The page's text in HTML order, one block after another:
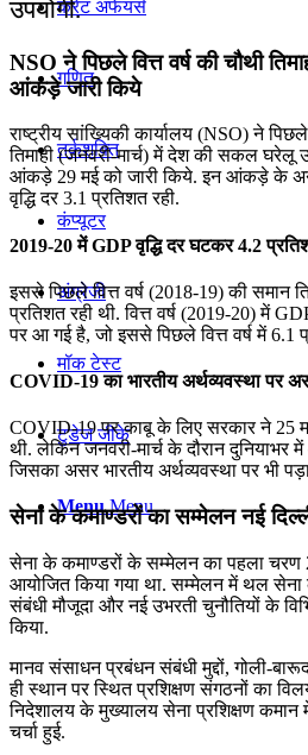
करेंट अफेयर्स
गणित
तर्कशक्ति
कंप्यूटर
अंग्रेजी
मॉक टेस्ट
टुडेज जीके
Menu Menu
उपयोगी.
NSO ने पिछले वित्त वर्ष की चौथी
आंकड़े जारी किये
राष्ट्रीय सांख्यिकी कार्यालय (NSO) ने
तिमाही (जनवरी-मार्च) में देश की सकल घरेलू
आंकड़े 29 मई को जारी किये. इन आंकड़े के
वृद्धि दर 3.1 प्रतिशत रही.
2019-20 में GDP वृद्धि दर घटकर 4.2
इससे पिछले वित्त वर्ष (2018-19) की समान
प्रतिशत रही थी. वित्त वर्ष (2019-20) में
पर आ गई है, जो इससे पिछले वित्त वर्ष में 6.1
COVID-19 का भारतीय अर्थव्यवस्था पर
COVID-19 पर काबू के लिए सरकार ने 25
थी. लेकिन जनवरी-मार्च के दौरान दुनियाभर
जिसका असर भारतीय अर्थव्यवस्था पर भी
सेना के कमाण्‍डरों का सम्‍मेलन नई
सेना के कमाण्‍डरों के सम्‍मेलन का पहला चरण
आयोजित किया गया था. सम्‍मेलन में थल सेना के
संबंधी मौजूदा और नई उभरती चुनौतियों के
किया.
मानव संसाधन प्रबंधन संबंधी मुद्दों, गोली-
ही स्‍थान पर स्थित प्रशिक्षण संगठनों का
निदेशालय के मुख्‍यालय सेना प्रशिक्षण कमान
चर्चा हुई.